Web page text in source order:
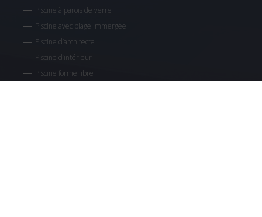
Piscine à parois de verre
Piscine avec plage immergée
Piscine d’architecte
Piscine d’intérieur
Piscine forme libre